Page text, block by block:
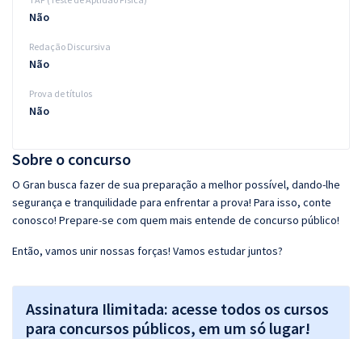
Sobre o concurso
O Gran busca fazer de sua preparação a melhor possível, dando-lhe
segurança e tranquilidade para enfrentar a prova! Para isso, conte
conosco! Prepare-se com quem mais entende de concurso público!
Então, vamos unir nossas forças! Vamos estudar juntos?
Assinatura Ilimitada: acesse todos os cursos
para concursos públicos, em um só lugar!
Não
Redação Discursiva
Não
Prova de títulos
Não